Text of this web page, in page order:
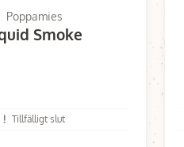
Poppamies
Smoke
Tillfälligt slut